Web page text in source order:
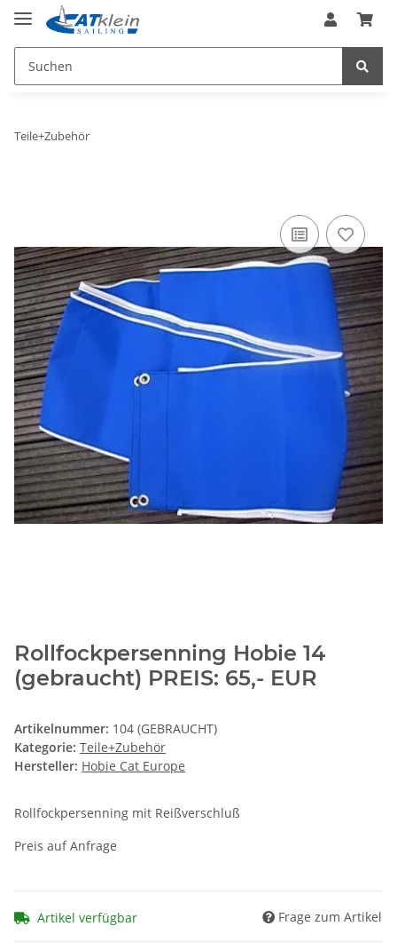
Teile+Zubehör
Rollfockpersenning Hobie 14
(gebraucht) PREIS: 65,- EUR
Artikelnummer: 104 (GEBRAUCHT)
Kategorie: Teile+Zubehör
Hersteller: Hobie Cat Europe
Rollfockpersenning mit Reißverschluß
Preis auf Anfrage
Artikel verfügbar Frage zum Artikel